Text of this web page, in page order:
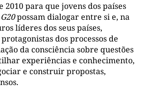
2010 para que jovens dos países
G20possam dialogar entre si e, na
líderes dos seus países,
dos processos de
da consciência sobre questões
experiências e conhecimento,
e construir propostas,